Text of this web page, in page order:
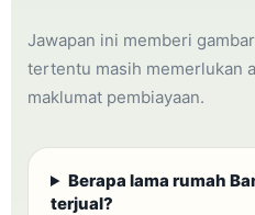
Jawapan ini memberi
tertentu masih memerlukan
maklumat pembiayaan.
Berapa lama rumah
terjual?